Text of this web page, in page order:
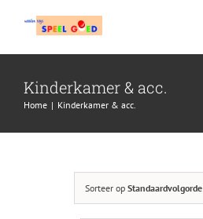
inhoud
Kinderkamer & acc.
Home | Kinderkamer & acc.
Sorteer op Standaardvolgorde